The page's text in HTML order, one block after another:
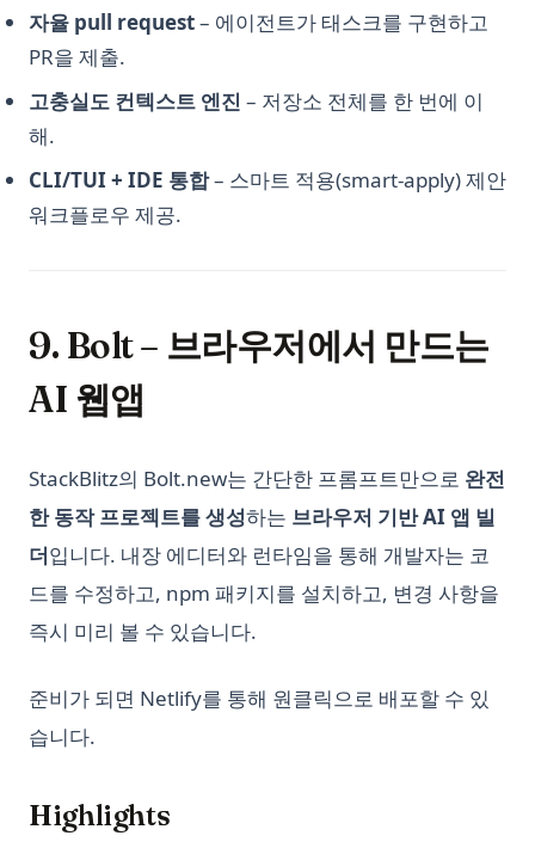
자율 pull request– 에이전트가 태스크를 구현하고
PR을 제출.
고충실도 컨텍스트 엔진 – 저장소 전체를 한 번에 이
해.
CLI/TUI + IDE 통합– 스마트 적용(smart-apply) 제안
워크플로우 제공.
9. Bolt – 브라우저에서 만드는
AI 웹앱
StackBlitz의 Bolt.new는 간단한 프롬프트만으로 완전
한 동작 프로젝트를 생성하는 브라우저 기반 AI 앱 빌
더입니다. 내장 에디터와 런타임을 통해 개발자는 코
드를 수정하고, npm 패키지를 설치하고, 변경 사항을
즉시 미리 볼 수 있습니다.
준비가 되면 Netlify를 통해 원클릭으로 배포할 수 있
습니다.
Highlights